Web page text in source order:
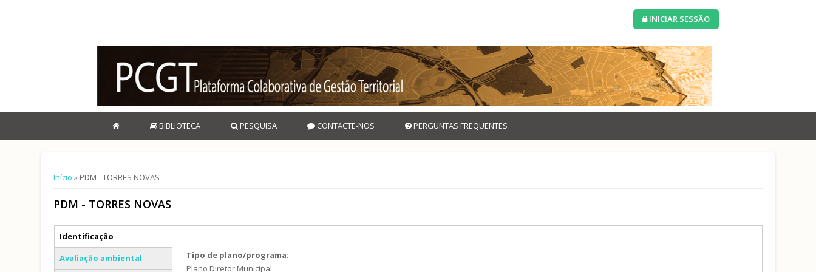
INICIAR SESSÃO
BIBLIOTECA PESQUISA CONTACTE-NOS PERGUNTAS FREQUENTES
Está aqui
Início » PDM - TORRES NOVAS
PDM - TORRES NOVAS
Separadores verticais
Identificação
(separador ativo)
Avaliação ambiental
Tipo de plano/programa:
Plano Diretor Municipal